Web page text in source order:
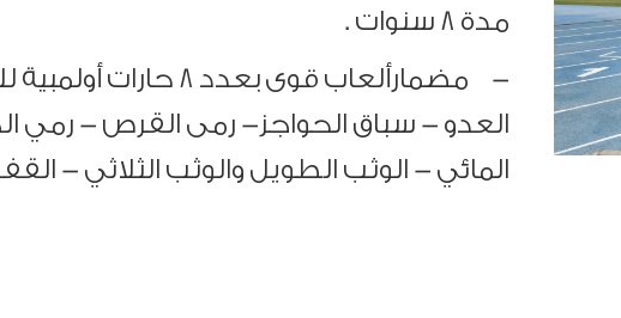
مدة 8 سنوات .
- مضمارألعاب قوى بعدد 8
العدو - سباق الحواجز- رمى القرص - رمي
المائي - الوثب الطويل والوثب الثلاثي -